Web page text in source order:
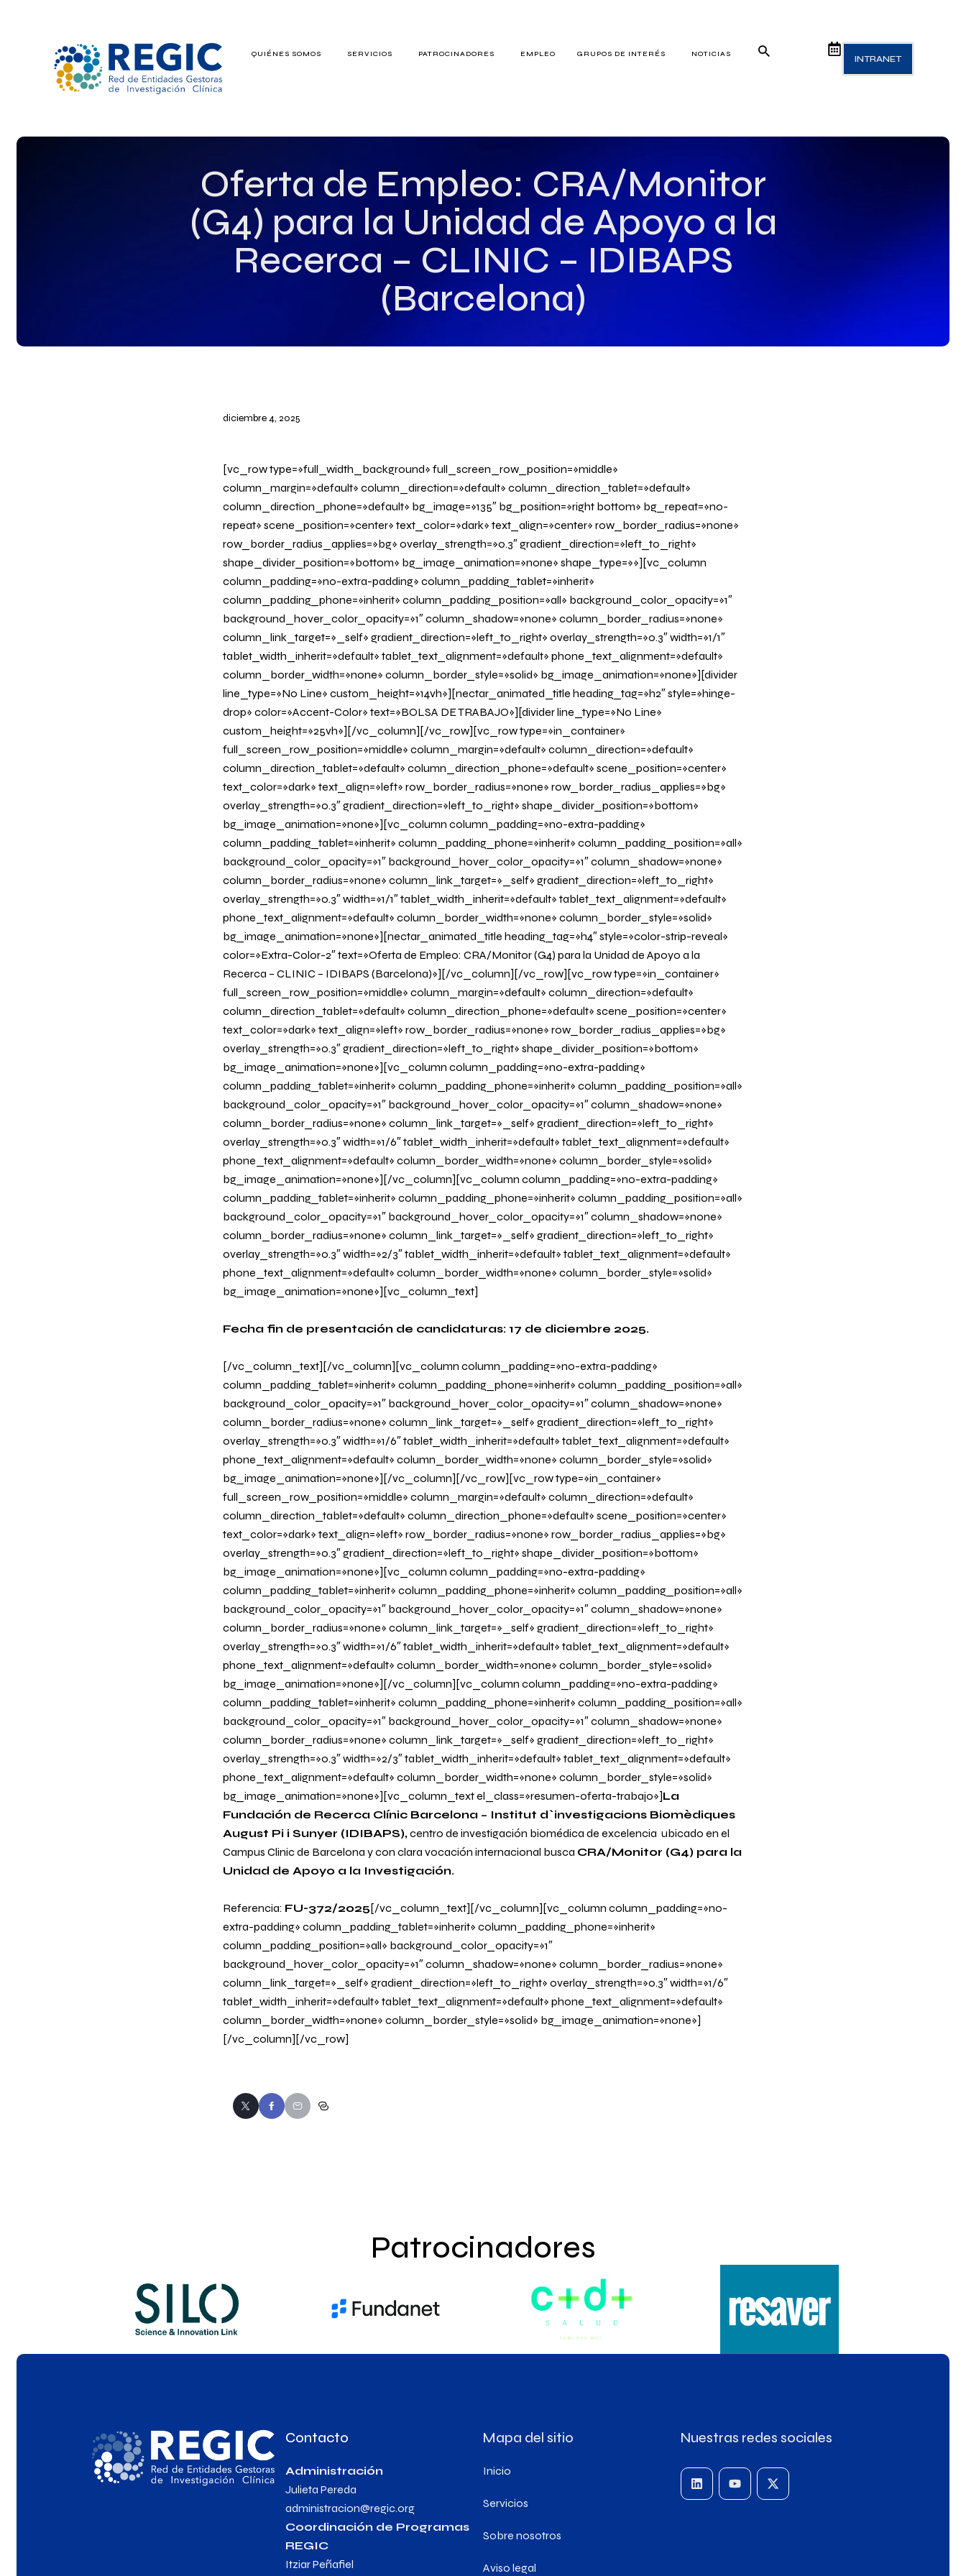
QUIÉNES SOMOS SERVICIOS PATROCINADORES EMPLEO GRUPOS DE INTERÉS NOTICIAS INTRANET
Oferta de Empleo: CRA/Monitor
(G4) para la Unidad de Apoyo a la
Recerca – CLINIC – IDIBAPS
(Barcelona)
QUIÉNES SOMOS
SERVICIOS
EMPLEO
GRUPOS DE INTERÉS
diciembre 4, 2025
[vc_row type=»full_width_background» full_screen_row_position=»middle»
column_margin=»default» column_direction=»default» column_direction_tablet=»default»
column_direction_phone=»default» bg_image=»135″ bg_position=»right bottom» bg_repeat=»no-
repeat» scene_position=»center» text_color=»dark» text_align=»center» row_border_radius=»none»
row_border_radius_applies=»bg» overlay_strength=»0.3″ gradient_direction=»left_to_right»
shape_divider_position=»bottom» bg_image_animation=»none» shape_type=»»][vc_column
column_padding=»no-extra-padding» column_padding_tablet=»inherit»
column_padding_phone=»inherit» column_padding_position=»all» background_color_opacity=»1″
background_hover_color_opacity=»1″ column_shadow=»none» column_border_radius=»none»
column_link_target=»_self» gradient_direction=»left_to_right» overlay_strength=»0.3″ width=»1/1″
tablet_width_inherit=»default» tablet_text_alignment=»default» phone_text_alignment=»default»
column_border_width=»none» column_border_style=»solid» bg_image_animation=»none»][divider
line_type=»No Line» custom_height=»14vh»][nectar_animated_title heading_tag=»h2″ style=»hinge-
drop» color=»Accent-Color» text=»BOLSA DE TRABAJO»][divider line_type=»No Line»
custom_height=»25vh»][/vc_column][/vc_row][vc_row type=»in_container»
full_screen_row_position=»middle» column_margin=»default» column_direction=»default»
column_direction_tablet=»default» column_direction_phone=»default» scene_position=»center»
text_color=»dark» text_align=»left» row_border_radius=»none» row_border_radius_applies=»bg»
overlay_strength=»0.3″ gradient_direction=»left_to_right» shape_divider_position=»bottom»
bg_image_animation=»none»][vc_column column_padding=»no-extra-padding»
column_padding_tablet=»inherit» column_padding_phone=»inherit» column_padding_position=»all»
background_color_opacity=»1″ background_hover_color_opacity=»1″ column_shadow=»none»
column_border_radius=»none» column_link_target=»_self» gradient_direction=»left_to_right»
overlay_strength=»0.3″ width=»1/1″ tablet_width_inherit=»default» tablet_text_alignment=»default»
phone_text_alignment=»default» column_border_width=»none» column_border_style=»solid»
bg_image_animation=»none»][nectar_animated_title heading_tag=»h4″ style=»color-strip-reveal»
color=»Extra-Color-2″ text=»Oferta de Empleo: CRA/Monitor (G4) para la Unidad de Apoyo a la
Recerca – CLINIC – IDIBAPS (Barcelona)»][/vc_column][/vc_row][vc_row type=»in_container»
full_screen_row_position=»middle» column_margin=»default» column_direction=»default»
column_direction_tablet=»default» column_direction_phone=»default» scene_position=»center»
text_color=»dark» text_align=»left» row_border_radius=»none» row_border_radius_applies=»bg»
overlay_strength=»0.3″ gradient_direction=»left_to_right» shape_divider_position=»bottom»
bg_image_animation=»none»][vc_column column_padding=»no-extra-padding»
column_padding_tablet=»inherit» column_padding_phone=»inherit» column_padding_position=»all»
background_color_opacity=»1″ background_hover_color_opacity=»1″ column_shadow=»none»
column_border_radius=»none» column_link_target=»_self» gradient_direction=»left_to_right»
overlay_strength=»0.3″ width=»1/6″ tablet_width_inherit=»default» tablet_text_alignment=»default»
phone_text_alignment=»default» column_border_width=»none» column_border_style=»solid»
bg_image_animation=»none»][/vc_column][vc_column column_padding=»no-extra-padding»
column_padding_tablet=»inherit» column_padding_phone=»inherit» column_padding_position=»all»
background_color_opacity=»1″ background_hover_color_opacity=»1″ column_shadow=»none»
column_border_radius=»none» column_link_target=»_self» gradient_direction=»left_to_right»
overlay_strength=»0.3″ width=»2/3″ tablet_width_inherit=»default» tablet_text_alignment=»default»
phone_text_alignment=»default» column_border_width=»none» column_border_style=»solid»
bg_image_animation=»none»][vc_column_text]
Fecha fin de presentación de candidaturas: 17 de diciembre 2025.
[/vc_column_text][/vc_column][vc_column column_padding=»no-extra-padding»
column_padding_tablet=»inherit» column_padding_phone=»inherit» column_padding_position=»all»
background_color_opacity=»1″ background_hover_color_opacity=»1″ column_shadow=»none»
column_border_radius=»none» column_link_target=»_self» gradient_direction=»left_to_right»
overlay_strength=»0.3″ width=»1/6″ tablet_width_inherit=»default» tablet_text_alignment=»default»
phone_text_alignment=»default» column_border_width=»none» column_border_style=»solid»
bg_image_animation=»none»][/vc_column][/vc_row][vc_row type=»in_container»
full_screen_row_position=»middle» column_margin=»default» column_direction=»default»
column_direction_tablet=»default» column_direction_phone=»default» scene_position=»center»
text_color=»dark» text_align=»left» row_border_radius=»none» row_border_radius_applies=»bg»
overlay_strength=»0.3″ gradient_direction=»left_to_right» shape_divider_position=»bottom»
bg_image_animation=»none»][vc_column column_padding=»no-extra-padding»
column_padding_tablet=»inherit» column_padding_phone=»inherit» column_padding_position=»all»
background_color_opacity=»1″ background_hover_color_opacity=»1″ column_shadow=»none»
column_border_radius=»none» column_link_target=»_self» gradient_direction=»left_to_right»
overlay_strength=»0.3″ width=»1/6″ tablet_width_inherit=»default» tablet_text_alignment=»default»
phone_text_alignment=»default» column_border_width=»none» column_border_style=»solid»
bg_image_animation=»none»][/vc_column][vc_column column_padding=»no-extra-padding»
column_padding_tablet=»inherit» column_padding_phone=»inherit» column_padding_position=»all»
background_color_opacity=»1″ background_hover_color_opacity=»1″ column_shadow=»none»
column_border_radius=»none» column_link_target=»_self» gradient_direction=»left_to_right»
overlay_strength=»0.3″ width=»2/3″ tablet_width_inherit=»default» tablet_text_alignment=»default»
phone_text_alignment=»default» column_border_width=»none» column_border_style=»solid»
bg_image_animation=»none»][vc_column_text el_class=»resumen-oferta-trabajo»]La
Fundación de Recerca Clínic Barcelona – Institut d`investigacions Biomèdiques
August Pi i Sunyer (IDIBAPS),centro de investigación biomédica de excelencia ubicado en el
Campus Clinic de Barcelona y con clara vocación internacional busca CRA/Monitor (G4) para la
Unidad de Apoyo a la Investigación.
Referencia: FU-372/2025[/vc_column_text][/vc_column][vc_column column_padding=»no-
extra-padding» column_padding_tablet=»inherit» column_padding_phone=»inherit»
column_padding_position=»all» background_color_opacity=»1″
background_hover_color_opacity=»1″ column_shadow=»none» column_border_radius=»none»
column_link_target=»_self» gradient_direction=»left_to_right» overlay_strength=»0.3″ width=»1/6″
tablet_width_inherit=»default» tablet_text_alignment=»default» phone_text_alignment=»default»
column_border_width=»none» column_border_style=»solid» bg_image_animation=»none»]
[/vc_column][/vc_row]
Patrocinadores
Contacto
Administración
Julieta Pereda
administracion@regic.org
Coordinación de Programas
REGIC
Itziar Peñafiel
Mapa del sitio
Inicio
Servicios
Sobre nosotros
Aviso legal
Nuestras redes sociales